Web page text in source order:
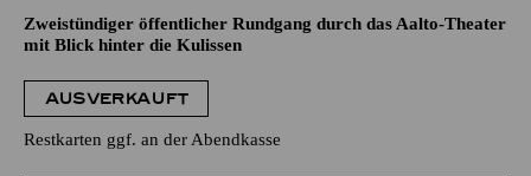
Zweistündiger öffentlicher Rundgang durch das Aalto-Theater
mit Blick hinter die Kulissen
AUSVERKAUFT
Restkarten ggf. an der Abendkasse